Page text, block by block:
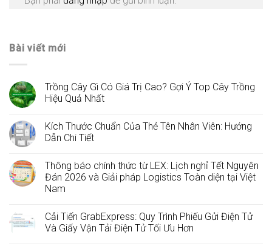
Bài viết mới
Trồng Cây Gì Có Giá Trị Cao? Gợi Ý Top Cây Trồng
Hiệu Quả Nhất
Kích Thước Chuẩn Của Thẻ Tên Nhân Viên: Hướng
Dẫn Chi Tiết
Thông báo chính thức từ LEX: Lịch nghỉ Tết Nguyên
Đán 2026 và Giải pháp Logistics Toàn diện tại Việt
Nam
Cải Tiến GrabExpress: Quy Trình Phiếu Gửi Điện Tử
Và Giấy Vận Tải Điện Tử Tối Ưu Hơn